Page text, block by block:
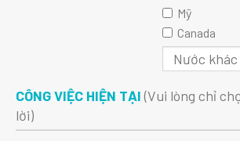
Mỹ
Canada
CÔNG VIỆC HIỆN TẠI(Vui lòng chỉ
lời)